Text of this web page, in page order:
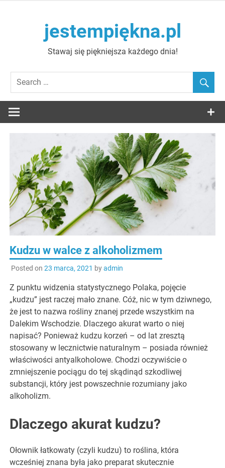
jestempiękna.pl
Stawaj się piękniejsza każdego dnia!
Kudzu w walce z alkoholizmem
Posted on 23 marca, 2021 byadmin
Z punktu widzenia statystycznego Polaka, pojęcie
„kudzu” jest raczej mało znane. Cóż, nic w tym dziwnego,
że jest to nazwa rośliny znanej przede wszystkim na
Dalekim Wschodzie. Dlaczego akurat warto o niej
napisać? Ponieważ kudzu korzeń – od lat zresztą
stosowany w lecznictwie naturalnym – posiada również
właściwości antyalkoholowe. Chodzi oczywiście o
zmniejszenie pociągu do tej skądinąd szkodliwej
substancji, który jest powszechnie rozumiany jako
alkoholizm.
Dlaczego akurat kudzu?
Ołownik łatkowaty (czyli kudzu) to roślina, która
wcześniej znana była jako preparat skutecznie